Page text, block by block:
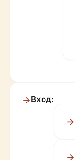
Вход: